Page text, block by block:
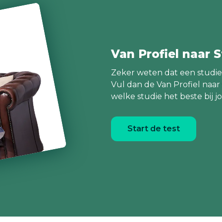
Kempel kun je ook een volwaardige
academische opleiding volgen. Dat is het
vernieuwde challenge program! De opleiding
tot leraar basisonderwijs wordt daardoor nog
interessanter en aantrekkelijker voor vwo-ers
en excellente havisten. Met het diploma van
het challenge program kun je doorstromen
naar de master Onderwijskunde aan de Open
Universiteit. Voor meer informatie:
www.kempel.nl (onder ‘opleidingen’ vind je
informatie over alle opleidingen aan
Hogeschool de Kempel). Pssst, Hogeschool de
Van Profiel naar
Zeker weten dat een studie
Vul dan de Van Profiel
welke studie het beste bij
Start de test